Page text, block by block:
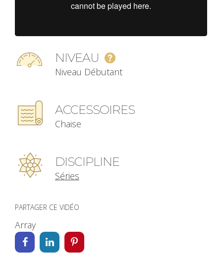
NIVEAU
Niveau Débutant
ACCESSOIRES
Chaise
DISCIPLINE
Séries
PARTAGER CE VIDÉO
Array